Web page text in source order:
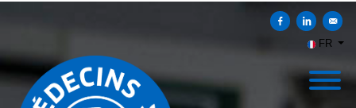
Partager surPartager
FR